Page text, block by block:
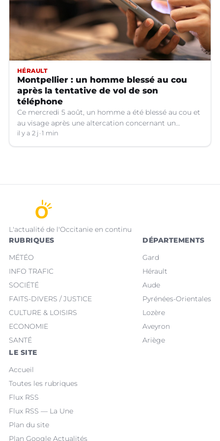
HÉRAULT
Montpellier : un homme blessé au cou
après la tentative de vol de son
téléphone
Ce mercredi 5 août, un homme a été blessé au cou et
au visage après une altercation concernant un
téléphone portable à Montpellier (Hérault).
il y a 2 j 1 min
L'actualité de l'Occitanie en continu
RUBRIQUES
MÉTÉO
INFO TRAFIC
SOCIÉTÉ
FAITS-DIVERS / JUSTICE
CULTURE & LOISIRS
ECONOMIE
SANTÉ
DÉPARTEMENTS
Gard
Hérault
Aude
Pyrénées-Orientales
Lozère
Aveyron
Ariège
LE SITE
Accueil
Toutes les rubriques
Flux RSS
Flux RSS — La Une
Plan du site
Plan Google Actualités